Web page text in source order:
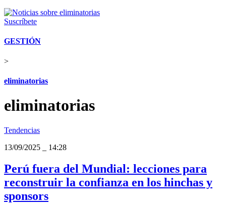
Suscríbete
GESTIÓN
>
eliminatorias
eliminatorias
Tendencias
13/09/2025
14:28
Perú fuera del Mundial: lecciones para
reconstruir la confianza en los hinchas y
sponsors